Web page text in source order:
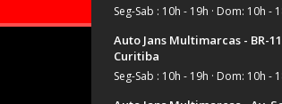
Seg-Sab : 10h - 19h · Dom: 10h -
Auto Jans Multimarcas - BR-
Curitiba
Seg-Sab : 10h - 19h · Dom: 10h -